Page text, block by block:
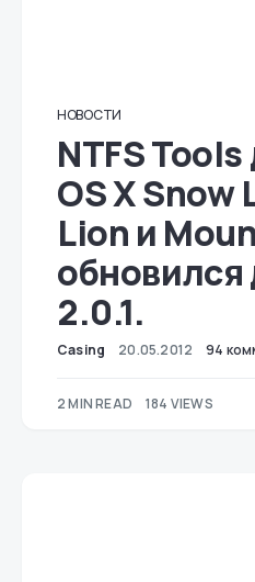
НОВОСТИ
NTFS
OS X Snow
Lion и
обновился
2.0.1.
Casing 20.05.2012 94
2 MIN READ 184 VIEWS